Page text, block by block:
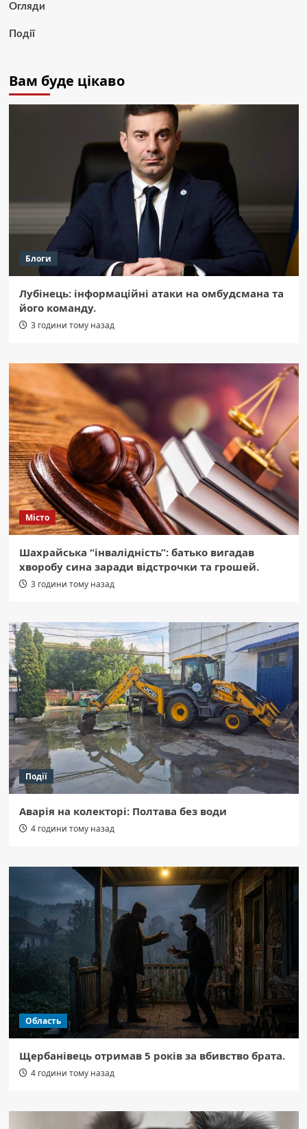
Огляди
Події
Вам буде цікаво
Блоги
Лубінець: інформаційні атаки на омбудсмана та
його команду.
3 години тому назад
Місто
Шахрайська “інвалідність”: батько вигадав
хворобу сина заради відстрочки та грошей.
3 години тому назад
Події
Аварія на колекторі: Полтава без води
4 години тому назад
Область
Щербанівець отримав 5 років за вбивство брата.
4 години тому назад